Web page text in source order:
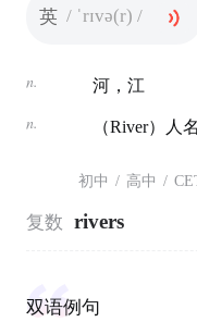
英 / ˈrɪvə(r) /
n. 河，江
n. （River）人
初中 / 高中 /
复数 rivers
双语例句